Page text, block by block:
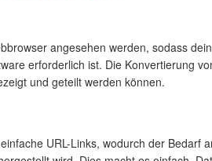
angesehen werden, sodass
erforderlich ist. Die Konvertierung
und geteilt werden können.
URL-Links, wodurch der Bedarf